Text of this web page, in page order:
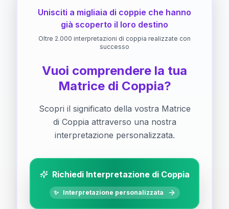
Unisciti a migliaia di coppie che hanno
già scoperto il loro destino
Oltre 2.000 interpretazioni di coppia realizzate con
successo
Vuoi comprendere la tua
Matrice di Coppia?
Scopri il significato della vostra Matrice
di Coppia attraverso una nostra
interpretazione personalizzata.
Richiedi Interpretazione di Coppia
✨ Interpretazione personalizzata